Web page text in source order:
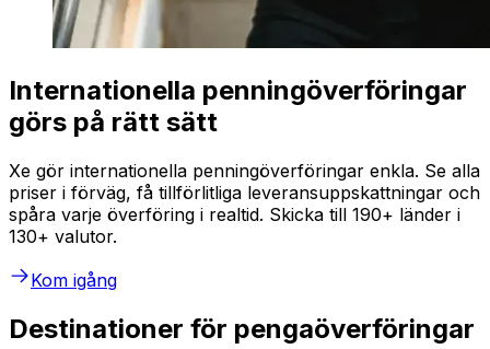
Internationella penningöverföringar
görs på rätt sätt
Xe gör internationella penningöverföringar enkla. Se alla
priser i förväg, få tillförlitliga leveransuppskattningar och
spåra varje överföring i realtid. Skicka till 190+ länder i
130+ valutor.
Kom igång
Destinationer för pengaöverföringar